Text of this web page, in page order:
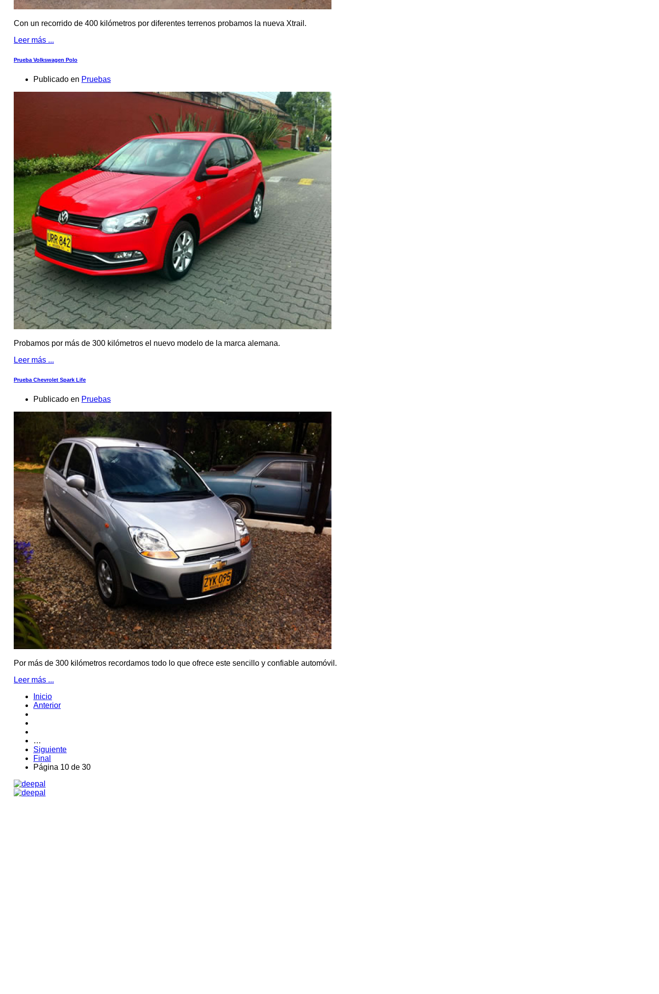
Con un recorrido de 400 kilómetros por diferentes terrenos probamos la nueva Xtrail.
Leer más ...
Prueba Volkswagen Polo
Publicado en Pruebas
Probamos por más de 300 kilómetros el nuevo modelo de la marca alemana.
Leer más ...
Prueba Chevrolet Spark Life
Publicado en Pruebas
Por más de 300 kilómetros recordamos todo lo que ofrece este sencillo y confiable automóvil.
Leer más ...
Inicio
Anterior
…
Siguiente
Final
Página 10 de 30